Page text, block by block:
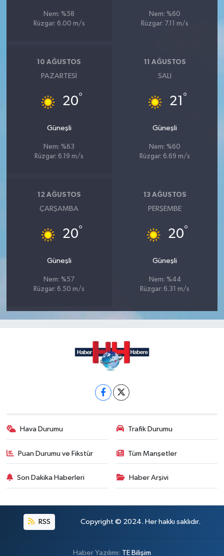
Nem: %58
Rüzgar: 6.00 m/s
Nem: %60
Rüzgar: 7.11 m/s
10 AĞUSTOS
PAZARTESI
20°
Güneşli
Nem: %63
Rüzgar: 6.19 m/s
11 AĞUSTOS
SALI
21 °
Güneşli
Nem: %60
Rüzgar: 6.69 m/s
12 AĞUSTOS
ÇARŞAMBA
20°
Güneşli
Nem: %57
Rüzgar: 6.50 m/s
13 AĞUSTOS
PERŞEMBE
20°
Güneşli
Nem: %44
Rüzgar: 6.31 m/s
Hava Durumu Trafik Durumu
Puan Durumu ve Fikstür Tüm Manşetler
Son Dakika Haberleri Haber Arşivi
RSS Copyright © 2024. Her hakkı saklıdır.
Haber Yazılımı: TE Bilişim